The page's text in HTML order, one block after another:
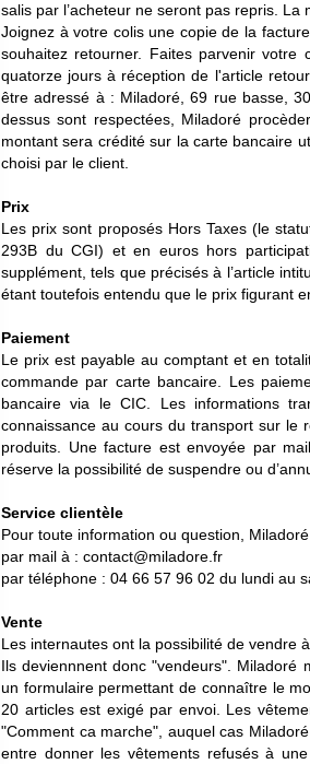
salis par l’acheteur ne seront pas repris.
Joignez à votre colis une copie de la
souhaitez retourner. Faites parvenir
quatorze jours à réception de l'article
être adressé à : Miladoré, 69 rue basse,
dessus sont respectées, Miladoré
montant sera crédité sur la carte bancaire
choisi par le client.
Prix
Les prix sont proposés Hors Taxes (le
293B du CGI) et en euros hors
supplément, tels que précisés à l’article
étant toutefois entendu que le prix figurant
Paiement
Le prix est payable au comptant et en
commande par carte bancaire. Les
bancaire via le CIC. Les informations
connaissance au cours du transport sur le
produits. Une facture est envoyée par
réserve la possibilité de suspendre ou
Service clientèle
Pour toute information ou question,
par mail à : contact@miladore.fr
par téléphone : 04 66 57 96 02 du lundi au
Vente
Les internautes ont la possibilité de vendre
Ils deviennnent donc "vendeurs". Miladoré
un formulaire permettant de connaître le
20 articles est exigé par envoi. Les
"Comment ca marche", auquel cas
entre donner les vêtements refusés à